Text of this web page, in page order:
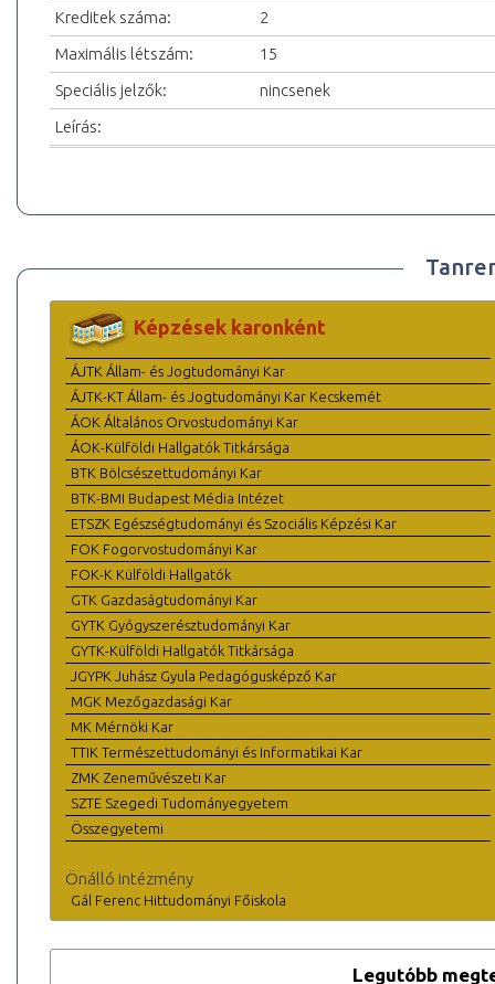
Kreditek száma:
2
Maximális létszám:
15
Speciális jelzők:
nincsenek
Leírás:
Képzések karonként
ÁJTK Állam- és Jogtudományi Kar
ÁJTK-KT Állam- és Jogtudományi Kar Kecskemét
ÁOK Általános Orvostudományi Kar
ÁOK-Külföldi Hallgatók Titkársága
BTK Bölcsészettudományi Kar
BTK-BMI Budapest Média Intézet
ETSZK Egészségtudományi és Szociális Képzési Kar
FOK Fogorvostudományi Kar
FOK-K Külföldi Hallgatók
GTK Gazdaságtudományi Kar
GYTK Gyógyszerésztudományi Kar
GYTK-Külföldi Hallgatók Titkársága
JGYPK Juhász Gyula Pedagógusképző Kar
MGK Mezőgazdasági Kar
MK Mérnöki Kar
TTIK Természettudományi és Informatikai Kar
ZMK Zeneművészeti Kar
SZTE Szegedi Tudományegyetem
Összegyetemi
Önálló intézmény
Gál Ferenc Hittudományi Főiskola
Legutóbb